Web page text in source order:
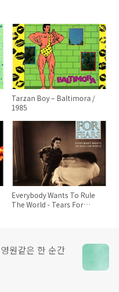
Tarzan Boy – Baltimora /
1985
Everybody Wants To Rule
The World - Tears For
원같은 한 순간